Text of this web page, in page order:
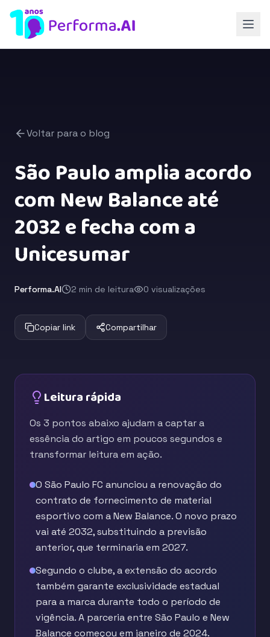
Voltar para o blog
São Paulo amplia acordo
com New Balance até
2032 e fecha com a
Unicesumar
Performa.AI 2 min de leitura 0 visualizações
Copiar link Compartilhar
Leitura rápida
Os 3 pontos abaixo ajudam a captar a
essência do artigo em poucos segundos e
transformar leitura em ação.
O São Paulo FC anunciou a renovação do
contrato de fornecimento de material
esportivo com a New Balance. O novo prazo
vai até 2032, substituindo a previsão
anterior, que terminaria em 2027.
Segundo o clube, a extensão do acordo
também garante exclusividade estadual
para a marca durante todo o período de
vigência. A parceria entre São Paulo e New
Balance começou em janeiro de 2024.